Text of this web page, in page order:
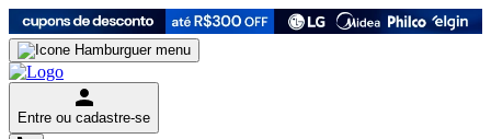
Entre ou cadastre-se